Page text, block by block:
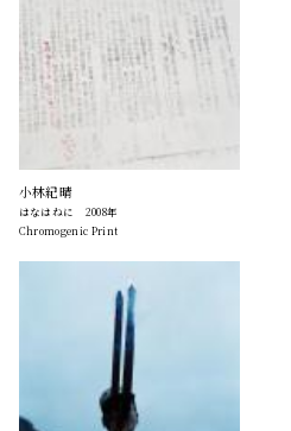
小林紀晴
はなはねに 2008年
Chromogenic Print